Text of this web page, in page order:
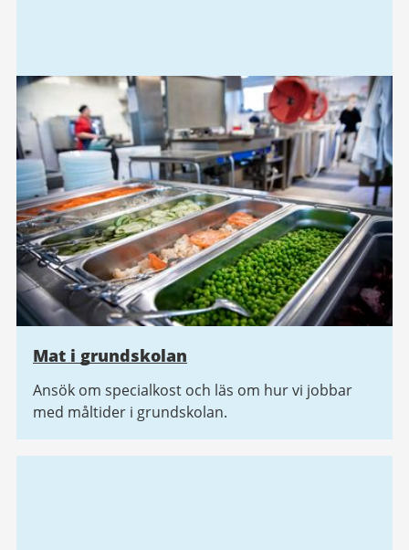
Mat i grundskolan
Ansök om specialkost och läs om hur vi jobbar
med måltider i grundskolan.